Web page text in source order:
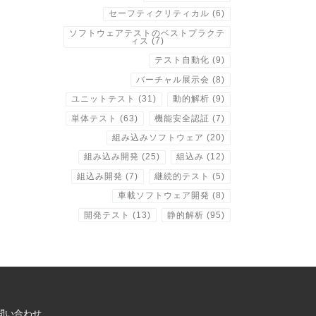
セーフティクリティカル (6)
ソフトウェアテストのベストプラクテ
ィス (7)
テスト自動化 (9)
バーチャル展示会 (8)
ユニットテスト (31) 動的解析 (9)
単体テスト (63) 機能安全認証 (7)
組み込みソフトウェア (20)
組み込み開発 (25) 組込み (12)
組込み開発 (7) 継続的テスト (5)
車載ソフトウェア開発 (8)
開発テスト (13) 静的解析 (95)